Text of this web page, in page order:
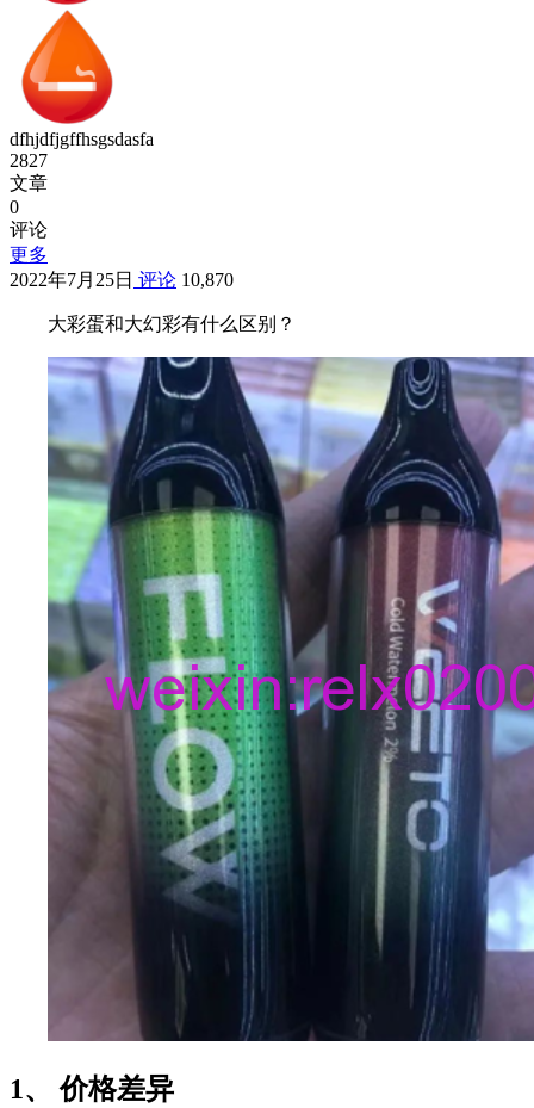
dfhjdfjgffhsgsdasfa
2827
文章
0
评论
更多
2022年7月25日 评论 10,870
大彩蛋和大幻彩有什么区别？
1、 价格差异